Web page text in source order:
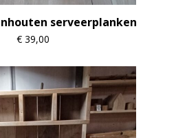
serveerplanken
€ 39,00